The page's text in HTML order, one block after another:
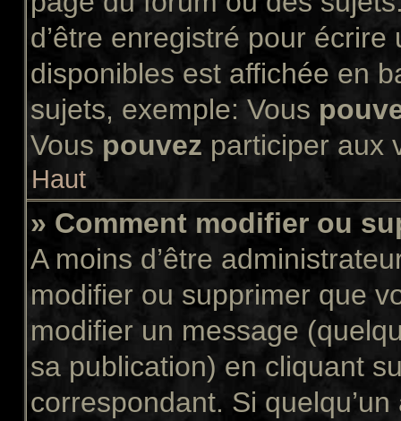
d’être enregistré pour
disponibles est affichée en
sujets, exemple: Vous
Vous pouvez participer aux
Haut
» Comment modifier ou
A moins d’être
modifier ou supprimer que
modifier un message
sa publication) en cliquant
correspondant. Si